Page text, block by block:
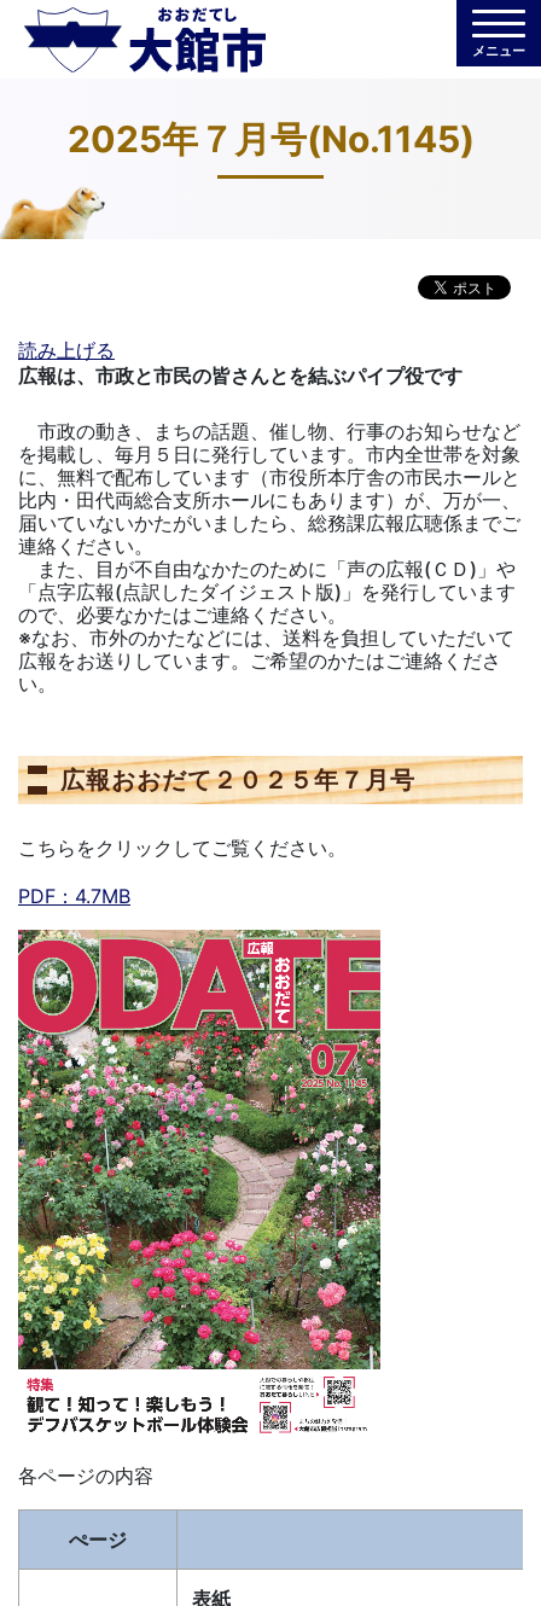
メニュー
2025年７月号(No.1145)
読み上げる
広報は、市政と市民の皆さんとを結ぶパイプ役です
市政の動き、まちの話題、催し物、行事のお知らせなど
を掲載し、毎月５日に発行しています。市内全世帯を対象
に、無料で配布しています（市役所本庁舎の市民ホールと
比内・田代両総合支所ホールにもあります）が、万が一、
届いていないかたがいましたら、総務課広報広聴係までご
連絡ください。
また、目が不自由なかたのために「声の広報(ＣＤ)」や
「点字広報(点訳したダイジェスト版)」を発行しています
ので、必要なかたはご連絡ください。
※なお、市外のかたなどには、送料を負担していただいて
広報をお送りしています。ご希望のかたはご連絡くださ
い。
広報おおだて２０２５年７月号
こちらをクリックしてご覧ください。
PDF：4.7MB
各ページの内容
ぺージ
表紙